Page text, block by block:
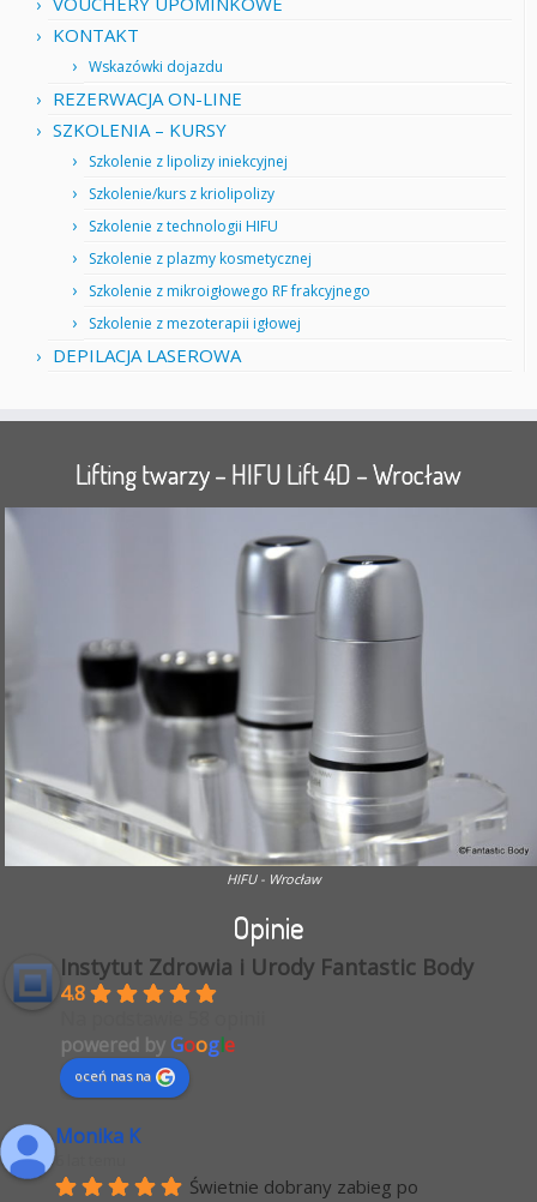
KONTAKT
Wskazówki dojazdu
REZERWACJA ON-LINE
SZKOLENIA – KURSY
Szkolenie z lipolizy iniekcyjnej
Szkolenie/kurs z kriolipolizy
Szkolenie z technologii HIFU
Szkolenie z plazmy kosmetycznej
Szkolenie z mikroigłowego RF frakcyjnego
Szkolenie z mezoterapii igłowej
DEPILACJA LASEROWA
Lifting twarzy – HIFU Lift 4D – Wrocław
HIFU - Wrocław
Opinie
Instytut Zdrowia i Urody Fantastic Body
4.8
powered byGoogle
oceń nas na
Monika K
Świetnie dobrany zabieg po